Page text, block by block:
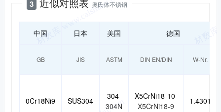
3 奥氏体不锈钢
中国 日本 美国 德国
GB JIS ASTM DIN EN/DIN W-Nr.
0Cr18Ni9 SUS304
304
304N
X5CrNi18-10
X5CrNi18-9
1.4301